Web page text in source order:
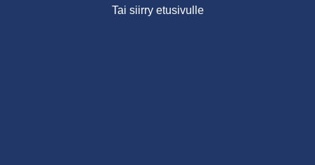
Tai siirry etusivulle